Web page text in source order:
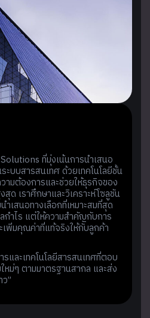
ที่มุ่งเน้นการนำเสนอ
บบสารสนเทศ ด้วยเทคโนโลยีชั้น
ามต้องการและช่วยให้ธุรกิจของ
ด เราศึกษาและวิเคราะห์โซลูชัน
เสนอทางเลือกที่เหมาะสมที่สุด
กำไร แต่ให้ความสำคัญกับการ
เพิ่มคุณค่าที่แท้จริงให้กับลูกค้า
และเทคโนโลยีสารสนเทศที่ตอบ
ม่ๆ ตามมาตรฐานสากล และส่ง
”